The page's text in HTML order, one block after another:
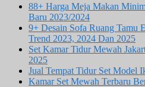
88+ Harga Meja Makan
Baru 2023/2024
9+ Desain Sofa Ruang Tamu
Trend 2023, 2024 Dan 2025
Set Kamar Tidur Mewah
2025
Jual Tempat Tidur Set Model
Kamar Set Mewah Terbaru